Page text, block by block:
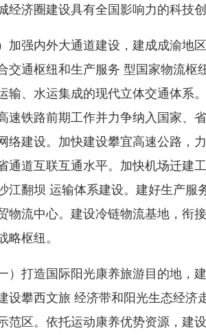
经济圈建设具有全国影响力的科技
强内外大通道建设，建成成渝地区
交通枢纽和生产服务 型国家物流
输、水运集成的现代立体交通体
速铁路前期工作并力争纳入国家、
络建设。加快建设攀宜高速公路，
通道互联互通水平。加快机场迁建
江翻坝 运输体系建设。建好生产
物流中心。建设冷链物流基地，衔
略枢纽。
打造国际阳光康养旅游目的地，建
设攀西文旅 经济带和阳光生态经
范区。依托运动康养优势资源，建